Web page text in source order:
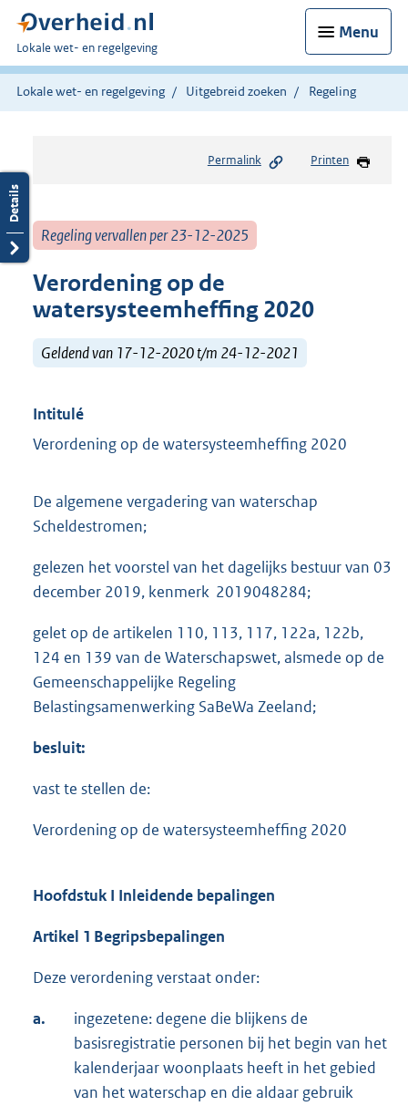
Menu
U
bent
hier:
Lokale wet- en regelgeving
Lokale wet- en regelgeving Uitgebreid zoeken Regeling
Permalink Printen
Regeling vervallen per 23-12-2025
Verordening op de
watersysteemheffing 2020
Geldend van 17-12-2020 t/m 24-12-2021
Intitulé
Verordening op de watersysteemheffing 2020
De algemene vergadering van waterschap
Scheldestromen;
gelezen het voorstel van het dagelijks bestuur van 03
december 2019, kenmerk 2019048284;
gelet op de artikelen 110, 113, 117, 122a, 122b,
124 en 139 van de Waterschapswet, alsmede op de
Gemeenschappelijke Regeling
Belastingsamenwerking SaBeWa Zeeland;
besluit:
vast te stellen de:
Verordening op de watersysteemheffing 2020
Hoofdstuk I Inleidende bepalingen
Artikel 1 Begripsbepalingen
Deze verordening verstaat onder:
a.
ingezetene: degene die blijkens de
basisregistratie personen bij het begin van het
kalenderjaar woonplaats heeft in het gebied
van het waterschap en die aldaar gebruik